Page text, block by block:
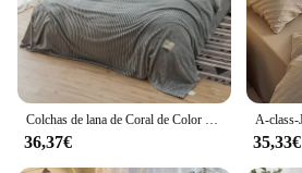
Colchas de lana de Coral de Color sólido, manta cálida para la oficina, chal ligero para la rodilla, manta de franela, felpa súper suave, 1 unidad
36,37€ 35,33€